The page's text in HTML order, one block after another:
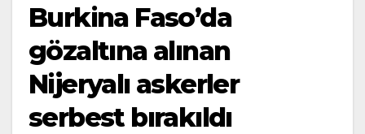
Burkina Faso’da
gözaltına alınan
Nijeryalı askerler
serbest bırakıldı